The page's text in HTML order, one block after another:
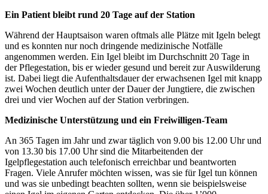
Ein Patient bleibt rund 20 Tage auf der Station
Während der Hauptsaison waren oftmals alle Plätze mit Igeln belegt
und es konnten nur noch dringende medizinische Notfälle
angenommen werden. Ein Igel bleibt im Durchschnitt 20 Tage in
der Pflegestation, bis er wieder gesund und bereit zur Auswilderung
ist. Dabei liegt die Aufenthaltsdauer der erwachsenen Igel mit knapp
zwei Wochen deutlich unter der Dauer der Jungtiere, die zwischen
drei und vier Wochen auf der Station verbringen.
Medizinische Unterstützung und ein Freiwilligen-Team
An 365 Tagen im Jahr und zwar täglich von 9.00 bis 12.00 Uhr und
von 13.30 bis 17.00 Uhr sind die Mitarbeitenden der
Igelpflegestation auch telefonisch erreichbar und beantworten
Fragen. Viele Anrufer möchten wissen, was sie für Igel tun können
und was sie unbedingt beachten sollten, wenn sie beispielsweise